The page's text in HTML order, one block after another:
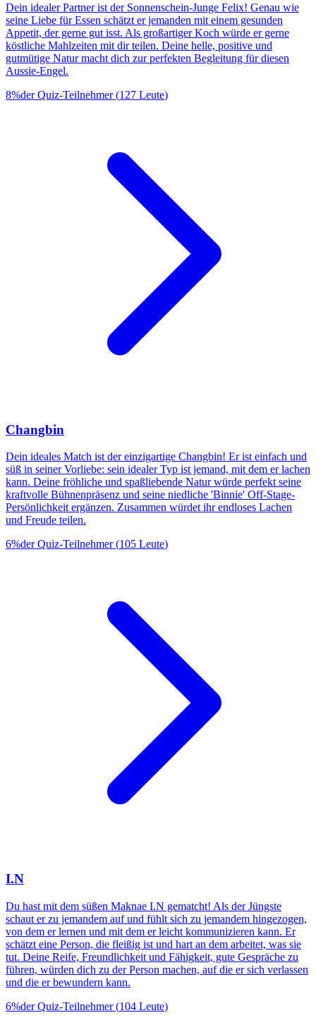
Dein idealer Partner ist der Sonnenschein-Junge Felix! Genau wie
seine Liebe für Essen schätzt er jemanden mit einem gesunden
Appetit, der gerne gut isst. Als großartiger Koch würde er gerne
köstliche Mahlzeiten mit dir teilen. Deine helle, positive und
gutmütige Natur macht dich zur perfekten Begleitung für diesen
Aussie-Engel.
8%der Quiz-Teilnehmer(127 Leute)
Changbin
Dein ideales Match ist der einzigartige Changbin! Er ist einfach und
süß in seiner Vorliebe: sein idealer Typ ist jemand, mit dem er lachen
kann. Deine fröhliche und spaßliebende Natur würde perfekt seine
kraftvolle Bühnenpräsenz und seine niedliche 'Binnie' Off-Stage-
Persönlichkeit ergänzen. Zusammen würdet ihr endloses Lachen
und Freude teilen.
6%der Quiz-Teilnehmer(105 Leute)
I.N
Du hast mit dem süßen Maknae I.N gematcht! Als der Jüngste
schaut er zu jemandem auf und fühlt sich zu jemandem hingezogen,
von dem er lernen und mit dem er leicht kommunizieren kann. Er
schätzt eine Person, die fleißig ist und hart an dem arbeitet, was sie
tut. Deine Reife, Freundlichkeit und Fähigkeit, gute Gespräche zu
führen, würden dich zu der Person machen, auf die er sich verlassen
und die er bewundern kann.
6%der Quiz-Teilnehmer(104 Leute)